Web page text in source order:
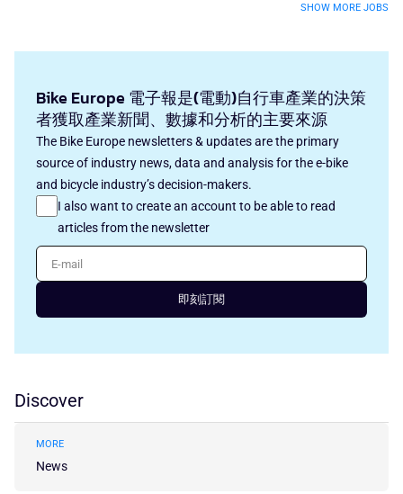
SHOW MORE JOBS
Bike Europe 電子報是(電動)自行車產業的決策
者獲取產業新聞、數據和分析的主要來源
The Bike Europe newsletters & updates are the primary
source of industry news, data and analysis for the e-bike
and bicycle industry’s decision-makers.
I also want to create an account to be able to read
articles from the newsletter
E-mail
即刻訂閱
Discover
MORE
News